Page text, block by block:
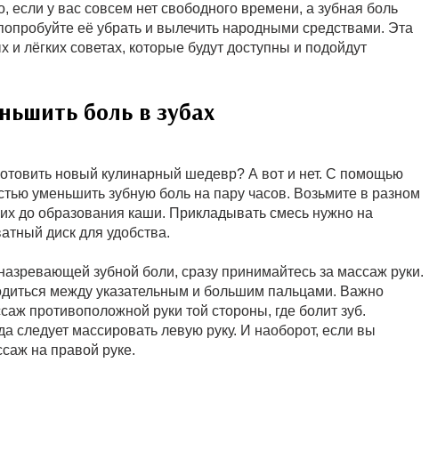
если у вас совсем нет свободного времени, а зубная боль
её убрать и вылечить народными средствами. Эта
и лёгких советах, которые будут доступны и подойдут
боль в зубах
новый кулинарный шедевр? А вот и нет. С помощью
уменьшить зубную боль на пару часов. Возьмите в разном
их до образования каши. Прикладывать смесь нужно на
диск для удобства.
зубной боли, сразу принимайтесь за массаж руки.
между указательным и большим пальцами. Важно
противоположной руки той стороны, где болит зуб.
следует массировать левую руку. И наоборот, если вы
на правой руке.